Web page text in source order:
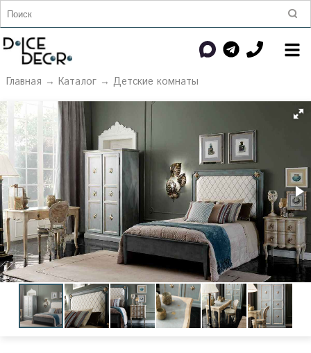
Главная → Каталог→ Детские комнаты